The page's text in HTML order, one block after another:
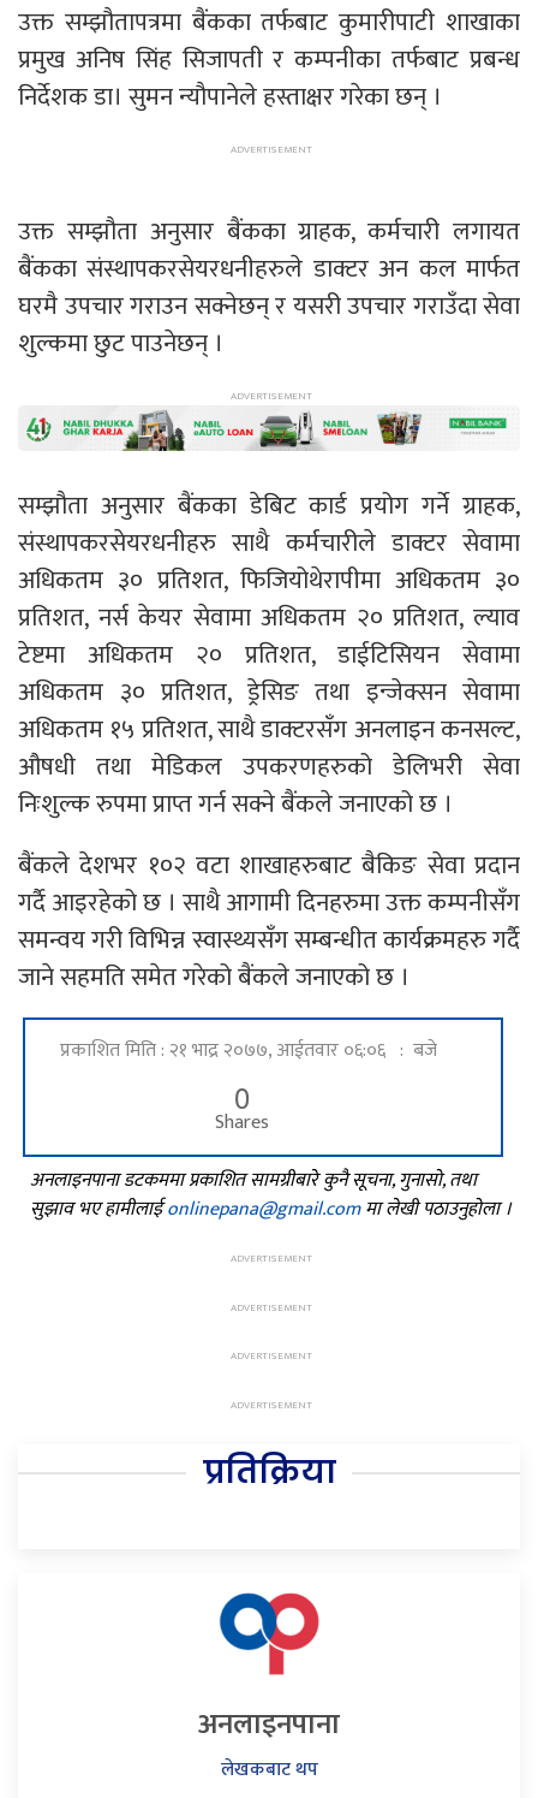
उक्त सम्झौतापत्रमा बैंकका तर्फबाट कुमारीपाटी शाखाका
प्रमुख अनिष सिंह सिजापती र कम्पनीका तर्फबाट प्रबन्ध
निर्देशक डा। सुमन न्यौपानेले हस्ताक्षर गरेका छन् ।
उक्त सम्झौता अनुसार बैंकका ग्राहक, कर्मचारी लगायत
बैंकका संस्थापकरसेयरधनीहरुले डाक्टर अन कल मार्फत
घरमै उपचार गराउन सक्नेछन् र यसरी उपचार गराउँदा सेवा
शुल्कमा छुट पाउनेछन् ।
सम्झौता अनुसार बैंकका डेबिट कार्ड प्रयोग गर्ने ग्राहक,
संस्थापकरसेयरधनीहरु साथै कर्मचारीले डाक्टर सेवामा
अधिकतम ३० प्रतिशत, फिजियोथेरापीमा अधिकतम ३०
प्रतिशत, नर्स केयर सेवामा अधिकतम २० प्रतिशत, ल्याव
टेष्टमा अधिकतम २० प्रतिशत, डाईटिसियन सेवामा
अधिकतम ३० प्रतिशत, ड्रेसिङ तथा इन्जेक्सन सेवामा
अधिकतम १५ प्रतिशत, साथै डाक्टरसँग अनलाइन कनसल्ट,
औषधी तथा मेडिकल उपकरणहरुको डेलिभरी सेवा
निःशुल्क रुपमा प्राप्त गर्न सक्ने बैंकले जनाएको छ ।
बैंकले देशभर १०२ वटा शाखाहरुबाट बैकिङ सेवा प्रदान
गर्दै आइरहेको छ । साथै आगामी दिनहरुमा उक्त कम्पनीसँग
समन्वय गरी विभिन्न स्वास्थ्यसँग सम्बन्धीत कार्यक्रमहरु गर्दै
जाने सहमति समेत गरेको बैंकले जनाएको छ ।
प्रकाशित मिति : २१ भाद्र २०७७, आईतवार ०६:०६ : बजे
0
Shares
अनलाइनपाना डटकममा प्रकाशित सामग्रीबारे कुनै सूचना, गुनासो, तथा
सुझाव भए हामीलाईonlinepana@gmail.comमा लेखी पठाउनुहोला ।
प्रतिक्रिया
अनलाइनपाना
लेखकबाट थप